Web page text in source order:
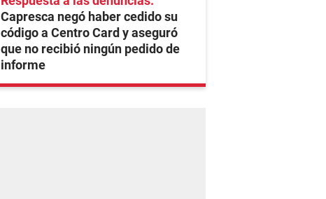
Capresca negó haber cedido su
código a Centro Card y aseguró
que no recibió ningún pedido de
informe